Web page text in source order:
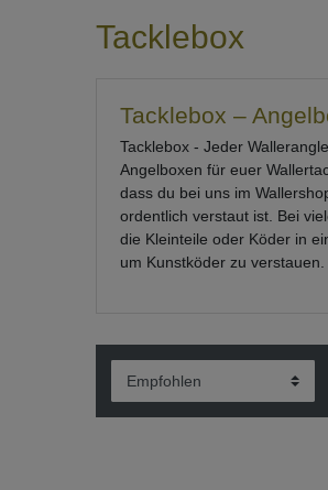
Tacklebox
Tacklebox –
Tacklebox - Jeder
Angelboxen für euer
dass du bei uns im
ordentlich verstaut ist. Bei
die Kleinteile oder Köder in
um Kunstköder zu verstauen.